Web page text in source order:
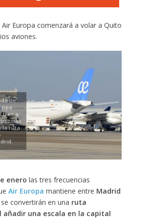
Air Europa comenzará a volar a Quito
aviones.
de
tres a
la ruta
enero las tres frecuencias
Air Europa mantiene entre Madrid
se convertirán en una ruta
una escala en la capital